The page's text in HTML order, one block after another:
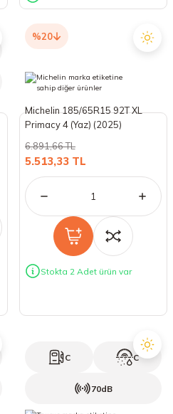
%20
Michelin 185/65R15 92T XL
Primacy 4 (Yaz) (2025)
5.513,33 TL
6.891,66 TL
Stokta 2 Adet ürün var
C C
70dB